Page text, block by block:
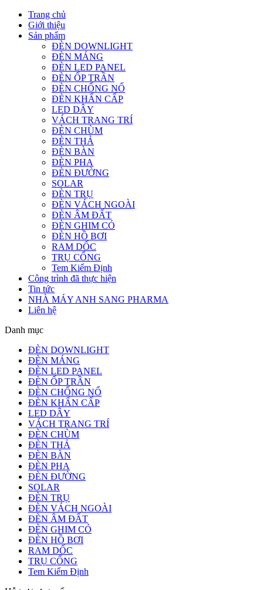
Trang chủ
Giới thiệu
Sản phẩm
ĐÈN DOWNLIGHT
ĐÈN MÁNG
ĐÈN LED PANEL
ĐÈN ỐP TRẦN
ĐÈN CHỐNG NỔ
ĐÈN KHẨN CẤP
LED DÂY
VÁCH TRANG TRÍ
ĐÈN CHÙM
ĐÈN THẢ
ĐÈN BÀN
ĐÈN PHA
ĐÈN ĐƯỜNG
SOLAR
ĐÈN TRỤ
ĐÈN VÁCH NGOÀI
ĐÈN ÂM ĐẤT
ĐÈN GHIM CỎ
ĐÈN HỒ BƠI
RAM DỐC
TRỤ CỔNG
Tem Kiểm Định
Công trình đã thực hiện
Tin tức
NHÀ MÁY ANH SANG PHARMA
Liên hệ
Danh mục
ĐÈN DOWNLIGHT
ĐÈN MÁNG
ĐÈN LED PANEL
ĐÈN ỐP TRẦN
ĐÈN CHỐNG NỔ
ĐÈN KHẨN CẤP
LED DÂY
VÁCH TRANG TRÍ
ĐÈN CHÙM
ĐÈN THẢ
ĐÈN BÀN
ĐÈN PHA
ĐÈN ĐƯỜNG
SOLAR
ĐÈN TRỤ
ĐÈN VÁCH NGOÀI
ĐÈN ÂM ĐẤT
ĐÈN GHIM CỎ
ĐÈN HỒ BƠI
RAM DỐC
TRỤ CỔNG
Tem Kiểm Định